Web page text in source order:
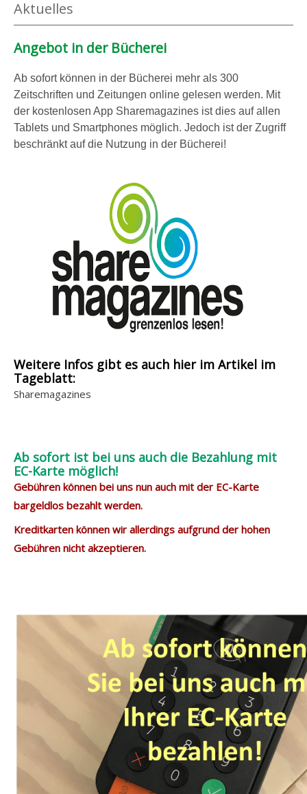
Aktuelles
Angebot in der Bücherei
Ab sofort können in der Bücherei mehr als 300
Zeitschriften und Zeitungen online gelesen werden. Mit
der kostenlosen App Sharemagazines ist dies auf allen
Tablets und Smartphones möglich. Jedoch ist der Zugriff
beschränkt auf die Nutzung in der Bücherei!
Weitere Infos gibt es auch hier im Artikel im
Tageblatt:
Sharemagazines
Ab sofort ist bei uns auch die Bezahlung mit
EC-Karte möglich!
Gebühren können bei uns nun auch mit der EC-Karte
bargeldlos bezahlt werden.
Kreditkarten können wir allerdings aufgrund der hohen
Gebühren nicht akzeptieren.